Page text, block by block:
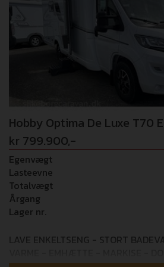
kW/140 hk, Euro 6 EB, med start-/
Pack med 8-trins automatgear
Sengeombygning til siddegruppe
- Hyggebelysning (1.697,-) Alle
udsalgsprisen! Billederne er arkiv
Hobby Optima De Luxe T70 E
kr 799.900,-
Egenvægt
Lasteevne
Totalvægt
Årgang
Lager nr.
LAVE ENKELTSENG - STORT